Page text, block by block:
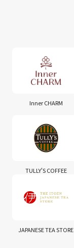
Inner CHARM
TULLY'S COFFEE
JAPANESE TEA STORE